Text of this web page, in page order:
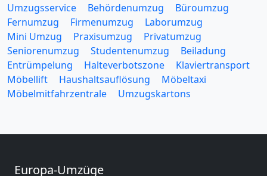
Umzugsservice Behördenumzug
Büroumzug
Fernumzug
Firmenumzug
Laborumzug
Mini Umzug
Praxisumzug
Privatumzug
Seniorenumzug
Studentenumzug
Beiladung
Entrümpelung
Halteverbotszone
Klaviertransport
Möbellift
Haushaltsauflösung
Möbeltaxi
Möbelmitfahrzentrale
Umzugskartons
Europa-Umzüge